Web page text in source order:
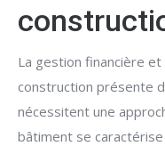
La gestion financière
construction présente
nécessitent une
bâtiment se